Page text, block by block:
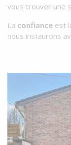
vous trouver une
La confiance est
nous instaurons